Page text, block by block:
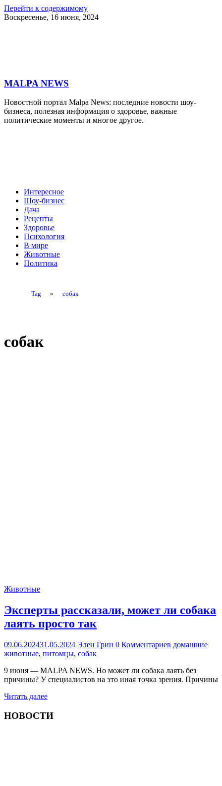
Перейти к содержимому
Воскресенье, 16 июня, 2024
MALPA NEWS
Новостной портал Malpa News: последние новости шоу-
бизнеса, полезная информация о здоровье, важные
политические моменты и многое другое.
Интересное
Шоу-бизнес
Дача
Рецепты
Здоровье
Психология
В мире
Животные
Политика
Tag » собак
собак
Животные
Эксперты рассказали, может ли собака
лаять просто так
09.06.202431.05.2024 Элен Грин 0 Комментариев домашние
животные, питомцы, собак
9 июня — MALPA NEWS. Но может ли собака лаять без
причины? У специалистов на это иная точка зрения. Причины
Читать далее
НОВОСТИ